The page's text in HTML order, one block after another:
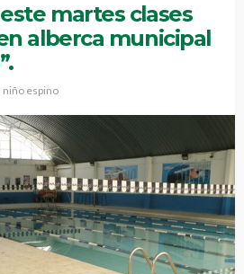
martes clases
alberca municipal
niño espino